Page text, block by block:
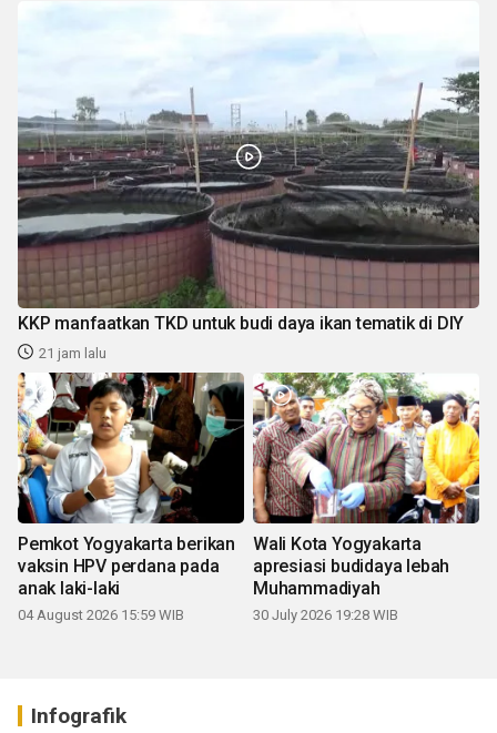
KKP manfaatkan TKD untuk budi daya ikan tematik di DIY
21 jam lalu
Pemkot Yogyakarta berikan
vaksin HPV perdana pada
anak laki-laki
04 August 2026 15:59 WIB
Wali Kota Yogyakarta
apresiasi budidaya lebah
Muhammadiyah
30 July 2026 19:28 WIB
Infografik